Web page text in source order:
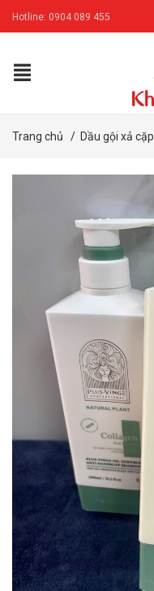
Hotline: 0904 089 455
Trang chủ / Dầu gội xả cặp